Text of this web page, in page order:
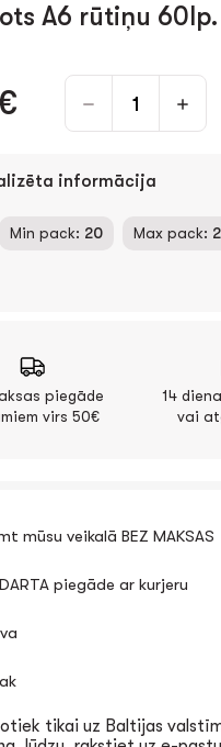
A6 rūtiņu
informācija
Min pack: 20 Max pack:
piegāde
virs 50€
14
vai
mūsu veikalā BEZ MAKSAS
piegāde ar kurjeru
tikai uz Baltijas